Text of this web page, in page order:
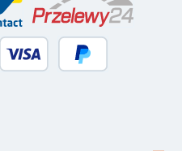
Bancontact Przelewy24